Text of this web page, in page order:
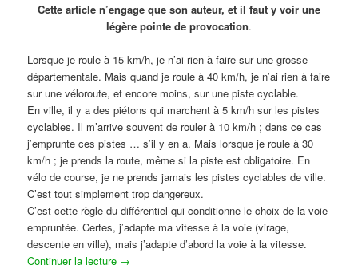
Cette article n’engage que son auteur, et il faut y voir une
légère pointe de provocation.
Lorsque je roule à 15 km/h, je n’ai rien à faire sur une grosse
départementale. Mais quand je roule à 40 km/h, je n’ai rien à faire
sur une véloroute, et encore moins, sur une piste cyclable.
En ville, il y a des piétons qui marchent à 5 km/h sur les pistes
cyclables. Il m’arrive souvent de rouler à 10 km/h ; dans ce cas
j’emprunte ces pistes … s’il y en a. Mais lorsque je roule à 30
km/h ; je prends la route, même si la piste est obligatoire. En
vélo de course, je ne prends jamais les pistes cyclables de ville.
C’est tout simplement trop dangereux.
C’est cette règle du différentiel qui conditionne le choix de la voie
empruntée. Certes, j’adapte ma vitesse à la voie (virage,
descente en ville), mais j’adapte d’abord la voie à la vitesse.
Continuer la lecture →